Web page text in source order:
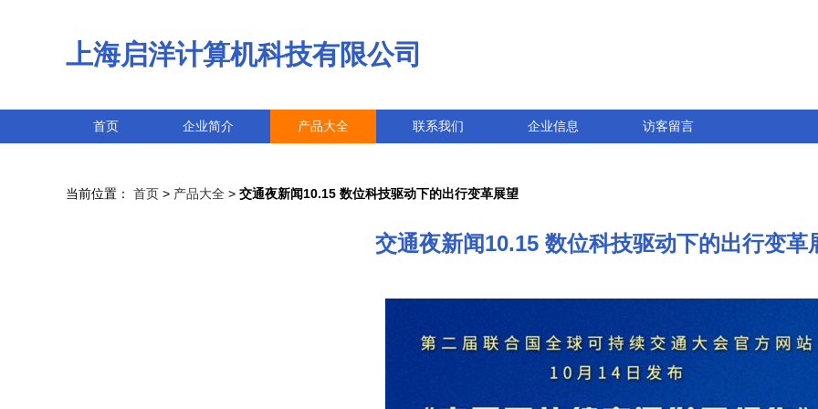
上海启洋计算机科技有限公司
首页 企业简介 产品大全 联系我们 企业信息 访客留言
当前位置： 首页 > 产品大全 > 交通夜新闻10.15 数位科技驱动下的出行变革展望
交通夜新闻10.15 数位科技驱动下的出行变革